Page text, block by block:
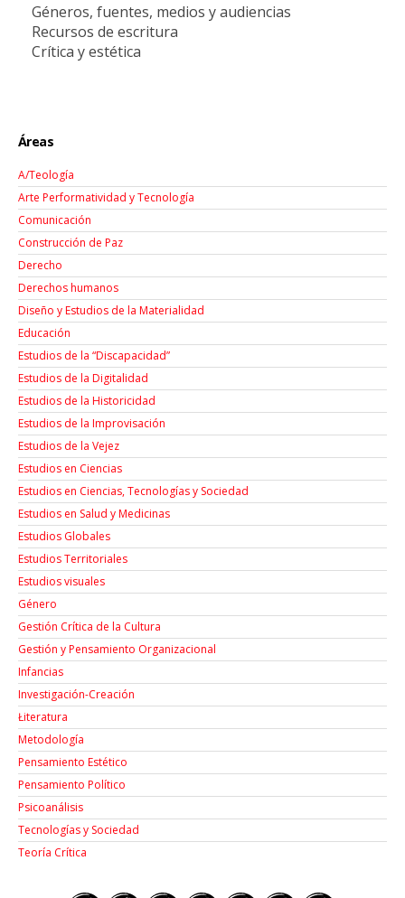
Géneros, fuentes, medios y audiencias
Recursos de escritura
Crítica y estética
Áreas
A/Teología
Arte Performatividad y Tecnología
Comunicación
Construcción de Paz
Derecho
Derechos humanos
Diseño y Estudios de la Materialidad
Educación
Estudios de la “Discapacidad”
Estudios de la Digitalidad
Estudios de la Historicidad
Estudios de la Improvisación
Estudios de la Vejez
Estudios en Ciencias
Estudios en Ciencias, Tecnologías y Sociedad
Estudios en Salud y Medicinas
Estudios Globales
Estudios Territoriales
Estudios visuales
Género
Gestión Crítica de la Cultura
Gestión y Pensamiento Organizacional
Infancias
Investigación-Creación
Łiteratura
Metodología
Pensamiento Estético
Pensamiento Político
Psicoanálisis
Tecnologías y Sociedad
Teoría Crítica